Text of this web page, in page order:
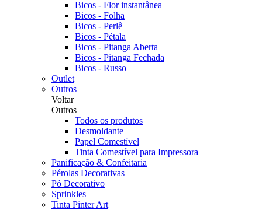
Bicos - Flor instantânea
Bicos - Folha
Bicos - Perlê
Bicos - Pétala
Bicos - Pitanga Aberta
Bicos - Pitanga Fechada
Bicos - Russo
Outlet
Outros
Voltar
Outros
Todos os produtos
Desmoldante
Papel Comestível
Tinta Comestível para Impressora
Panificação & Confeitaria
Pérolas Decorativas
Pó Decorativo
Sprinkles
Tinta Pinter Art